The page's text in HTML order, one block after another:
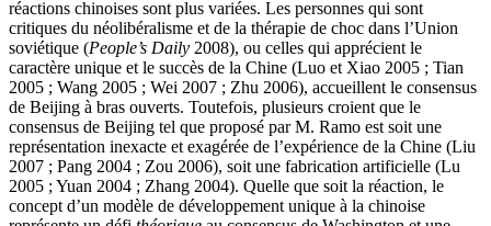
réactions chinoises sont plus variées. Les personnes qui sont
critiques du néolibéralisme et de la thérapie de choc dans l’Union
soviétique (People’s Daily 2008), ou celles qui apprécient le
caractère unique et le succès de la Chine (Luo et Xiao 2005 ; Tian
2005 ; Wang 2005 ; Wei 2007 ; Zhu 2006), accueillent le consensus
de Beijing à bras ouverts. Toutefois, plusieurs croient que le
consensus de Beijing tel que proposé par M. Ramo est soit une
représentation inexacte et exagérée de l’expérience de la Chine (Liu
2007 ; Pang 2004 ; Zou 2006), soit une fabrication artificielle (Lu
2005 ; Yuan 2004 ; Zhang 2004). Quelle que soit la réaction, le
concept d’un modèle de développement unique à la chinoise